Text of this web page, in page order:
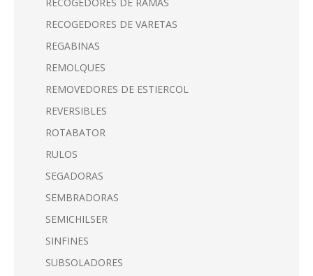
RECOGEDORES DE VARETAS
REGABINAS
REMOLQUES
REMOVEDORES DE ESTIERCOL
REVERSIBLES
ROTABATOR
RULOS
SEGADORAS
SEMBRADORAS
SEMICHILSER
SINFINES
SUBSOLADORES